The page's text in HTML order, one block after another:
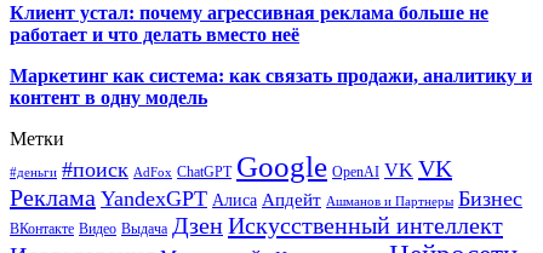
Клиент устал: почему агрессивная реклама больше не
работает и что делать вместо неё
Маркетинг как система: как связать продажи, аналитику и
контент в одну модель
Метки
#деньги #поиск AdFox ChatGPT Google OpenAI VK VK
Реклама YandexGPT Алиса Апдейт Ашманов и Партнеры Бизнес
ВКонтакте Видео Выдача ДзенИскусственный интеллект